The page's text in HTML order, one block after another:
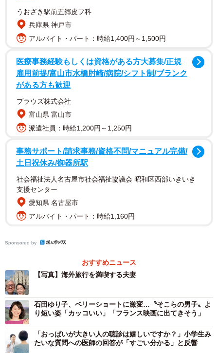
この投稿にファンからは「街並みが良くお似合い」「ご夫
婦でいいですね」「素敵な夫婦」「良い旅の思い出」など
の声が寄せられました。
うおざき駅前五郷皮フ科
兵庫県 神戸市
アルバイト・パート：時給1,400円～1,500円
医療事務経験もしくは資格がある方大募集/正規
雇用前提/富山市水橋肘崎/病院/シフト制/ブランク
がある方も歓迎
プラウズ株式会社
富山県 富山市
派遣社員：時給1,200円～1,250円
事務サポート/請求事務/資格不問/マニュアル完備/
土日祝休み/御器所駅
社会福祉法人名古屋市社会福祉協議会 昭和区西部いきいき
支援センター
愛知県 名古屋市
アルバイト・パート：時給1,160円
Sponsored by
おすすめニュース
【写真】海外旅行を満喫する夫妻
石田ゆり子、ベリーショートに激変…〝そこらの男子〟よ
り短い姿「カッコいい」「フランス映画に出てきそう」
「おっぱいが大きい人の聴診は嬉しいですか？」小学生み
たいな質問への医師の回答が「すごい分かる」と反響